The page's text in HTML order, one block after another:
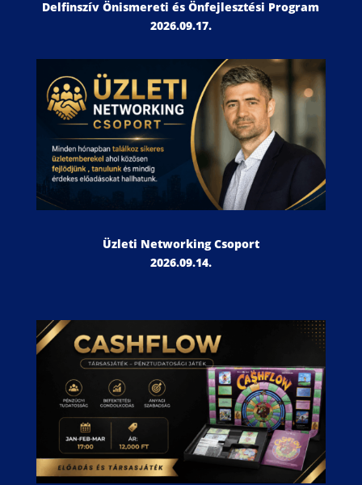
Delfinszív Önismereti és Önfejlesztési Program
2026.09.17.
Üzleti Networking Csoport
2026.09.14.